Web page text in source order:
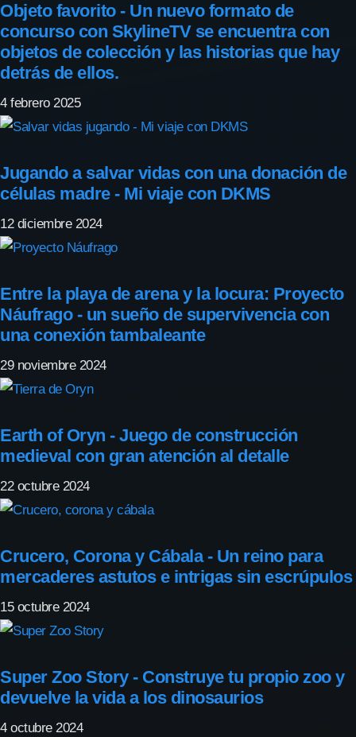
Objeto favorito - Un nuevo formato de
concurso con SkylineTV se encuentra con
objetos de colección y las historias que hay
detrás de ellos.
4 febrero 2025
Jugando a salvar vidas con una donación de
células madre - Mi viaje con DKMS
12 diciembre 2024
Entre la playa de arena y la locura: Proyecto
Náufrago - un sueño de supervivencia con
una conexión tambaleante
29 noviembre 2024
Earth of Oryn - Juego de construcción
medieval con gran atención al detalle
22 octubre 2024
Crucero, Corona y Cábala - Un reino para
mercaderes astutos e intrigas sin escrúpulos
15 octubre 2024
Super Zoo Story - Construye tu propio zoo y
devuelve la vida a los dinosaurios
4 octubre 2024